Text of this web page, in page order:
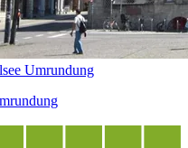
Umrundung